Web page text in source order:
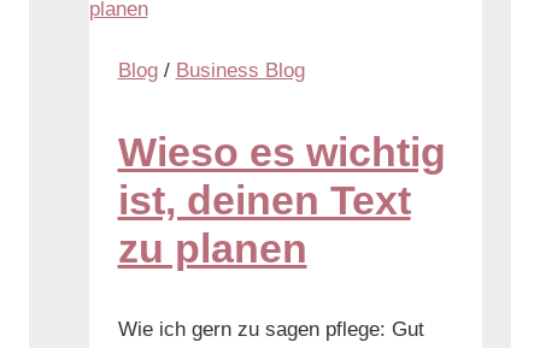
Blog/ Business Blog
Wieso es wichtig
ist, deinen Text
zu planen
Wie ich gern zu sagen pflege: Gut